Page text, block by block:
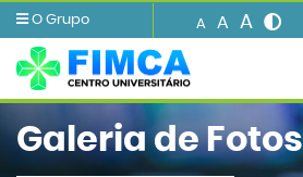
O Grupo A A A
Galeria deFotos